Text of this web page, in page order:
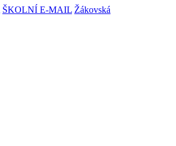
ŠKOLNÍ E-MAIL Žákovská